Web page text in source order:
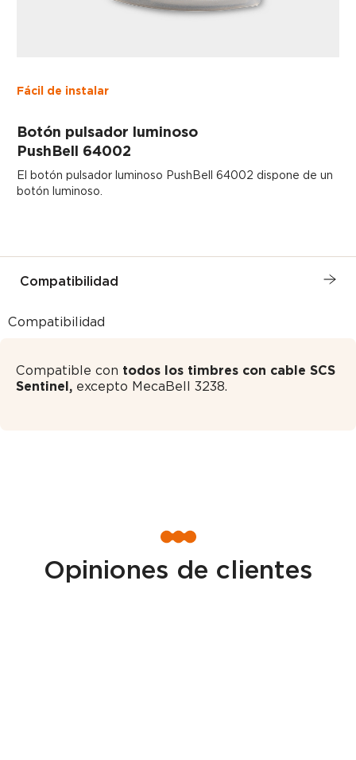
Fácil de instalar
Botón pulsador luminoso
PushBell 64002
El botón pulsador luminoso PushBell 64002 dispone de un
botón luminoso.
Compatibilidad
Compatibilidad
Compatible con todos los timbres con cable SCS
Sentinel, excepto MecaBell 3238.
Opiniones de clientes